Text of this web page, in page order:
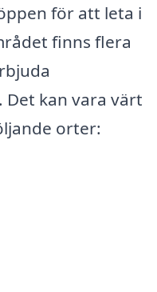
för att leta i
finns flera
kan vara värt
orter: